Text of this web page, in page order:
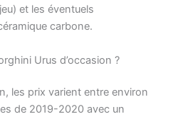
et les éventuels
carbone.
Urus d’occasion ?
les prix varient entre environ
de 2019-2020 avec un